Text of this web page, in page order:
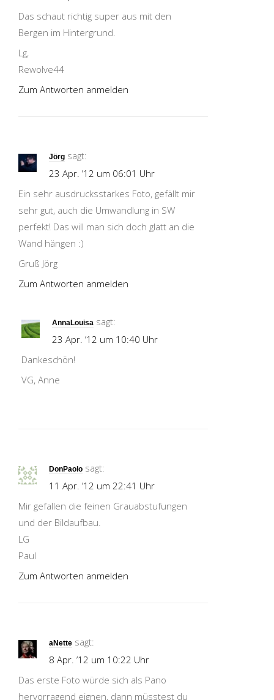
Das schaut richtig super aus mit den
Bergen im Hintergrund.
Lg,
Rewolve44
Zum Antworten anmelden
Jörg sagt:
23 Apr. ’12 um 06:01 Uhr
Ein sehr ausdrucksstarkes Foto, gefällt mir
sehr gut, auch die Umwandlung in SW
perfekt! Das will man sich doch glatt an die
Wand hängen :)
Gruß Jörg
Zum Antworten anmelden
AnnaLouisa sagt:
23 Apr. ’12 um 10:40 Uhr
Dankeschön!
VG, Anne
DonPaolo sagt:
11 Apr. ’12 um 22:41 Uhr
Mir gefallen die feinen Grauabstufungen
und der Bildaufbau.
LG
Paul
Zum Antworten anmelden
aNette sagt:
8 Apr. ’12 um 10:22 Uhr
Das erste Foto würde sich als Pano
hervorragend eignen, dann müsstest du